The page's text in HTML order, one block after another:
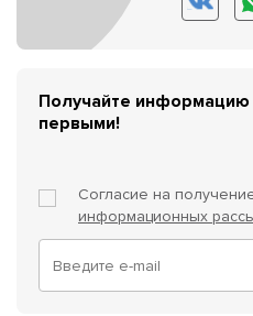
Получайте информацию
первыми!
Согласие на
информационных